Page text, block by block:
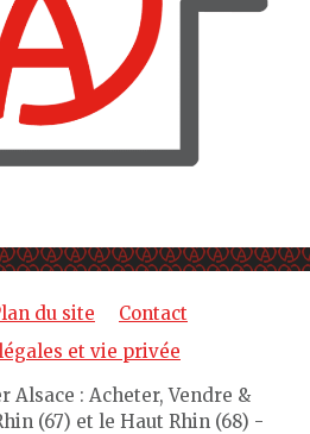
du site
Contact
et vie privée
: Acheter, Vendre &
(67) et le Haut Rhin (68) -